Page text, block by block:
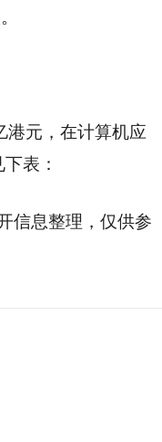
港元，在计算机应
表：
信息整理，仅供参